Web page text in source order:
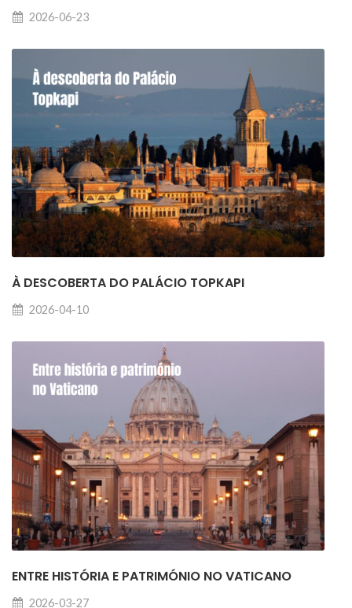
2026-06-23
À DESCOBERTA DO PALÁCIO TOPKAPI
2026-04-10
ENTRE HISTÓRIA E PATRIMÓNIO NO VATICANO
2026-03-27